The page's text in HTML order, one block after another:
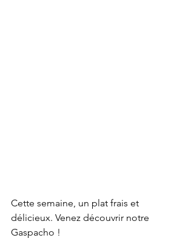
Cette semaine, un plat frais et
délicieux. Venez découvrir notre
Gaspacho !